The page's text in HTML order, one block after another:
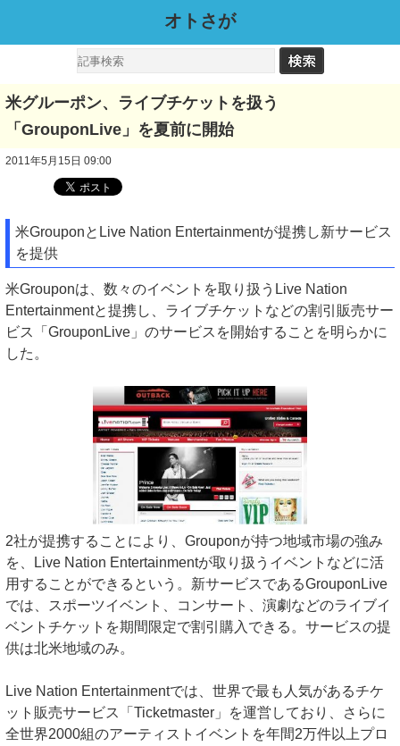
オトさが
米グルーポン、ライブチケットを扱う
「GrouponLive」を夏前に開始
2011年5月15日 09:00
米GrouponとLive Nation Entertainmentが提携し新サービス
を提供
米Grouponは、数々のイベントを取り扱うLive Nation
Entertainmentと提携し、ライブチケットなどの割引販売サー
ビス「GrouponLive」のサービスを開始することを明らかに
した。
2社が提携することにより、Grouponが持つ地域市場の強み
を、Live Nation Entertainmentが取り扱うイベントなどに活
用することができるという。新サービスであるGrouponLive
では、スポーツイベント、コンサート、演劇などのライブイ
ベントチケットを期間限定で割引購入できる。サービスの提
供は北米地域のみ。
Live Nation Entertainmentでは、世界で最も人気があるチケ
ット販売サービス「Ticketmaster」を運営しており、さらに
全世界2000組のアーティストイベントを年間2万件以上プロ